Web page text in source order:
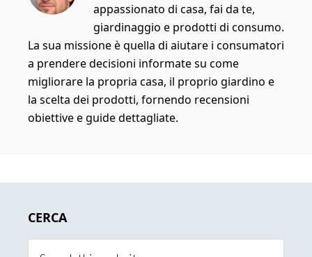
appassionato di casa, fai da te,
giardinaggio e prodotti di consumo.
La sua missione è quella di aiutare i consumatori
a prendere decisioni informate su come
migliorare la propria casa, il proprio giardino e
la scelta dei prodotti, fornendo recensioni
obiettive e guide dettagliate.
Sidebar
CERCA